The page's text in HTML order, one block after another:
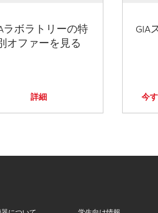
ラボラトリーの特
オファーを見る
詳細
GIA
今